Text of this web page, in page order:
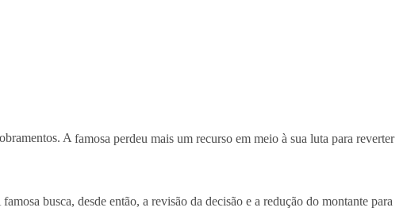
A famosa perdeu mais um recurso em meio à sua luta para reverter
busca, desde então, a revisão da decisão e a redução do montante para